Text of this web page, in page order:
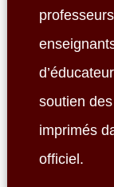
soutien
imprimés
officiel.